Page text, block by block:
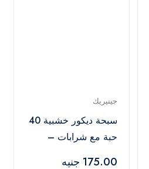
جينيريك
سبحة ديكور خشبية 40
حبة مع شرابات –
175.00 جنيه